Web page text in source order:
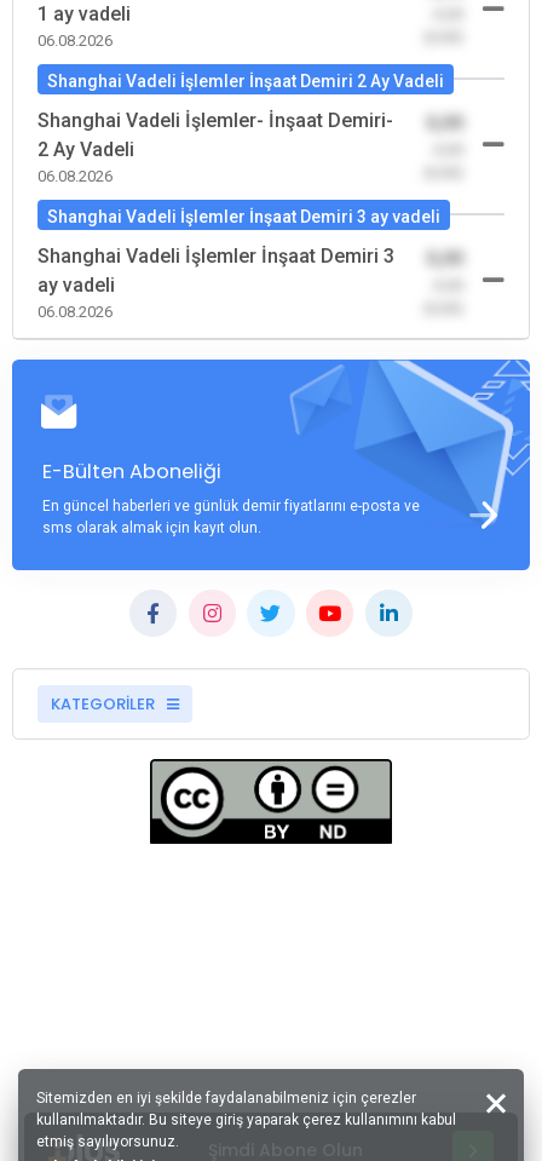
1 ay vadeli
06.08.2026
Shanghai Vadeli İşlemler İnşaat Demiri 2 Ay Vadeli
Shanghai Vadeli İşlemler- İnşaat Demiri-
2 Ay Vadeli
06.08.2026
Shanghai Vadeli İşlemler İnşaat Demiri 3 ay vadeli
Shanghai Vadeli İşlemler İnşaat Demiri 3
ay vadeli
06.08.2026
E-Bülten Aboneliği
En güncel haberleri ve günlük demir fiyatlarını e-posta ve
sms olarak almak için kayıt olun.
KATEGORİLER
Sitemizden en iyi şekilde faydalanabilmeniz için çerezler
kullanılmaktadır. Bu siteye giriş yaparak çerez kullanımını kabul
etmiş sayılıyorsunuz.